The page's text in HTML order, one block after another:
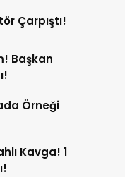
Çarpıştı!
Başkan
Örneği
Kavga! 1